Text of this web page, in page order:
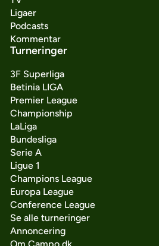
Ligaer
Podcasts
Kommentar
Turneringer
3F Superliga
Betinia LIGA
Premier League
Championship
LaLiga
Bundesliga
Serie A
Ligue 1
Champions League
Europa League
Conference League
Se alle turneringer
Annoncering